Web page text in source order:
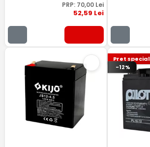
PRP: 70,00Lei
52,59 Lei
Pret special
-12%